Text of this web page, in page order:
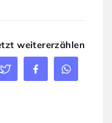
weitererzählen